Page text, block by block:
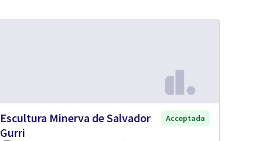
Escultura Minerva de Salvador
Gurri
Acceptada